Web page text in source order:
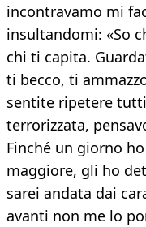
incontravamo mi
insultandomi: «So
chi ti capita.
ti becco, ti
sentite ripetere
terrorizzata,
Finché un giorno
maggiore, gli ho
sarei andata dai
avanti non me lo